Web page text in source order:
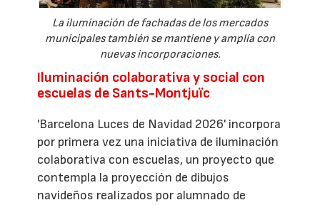
La iluminación de fachadas de los mercados
municipales también se mantiene y amplía con
nuevas incorporaciones.
Iluminación colaborativa y social con
escuelas de Sants-Montjuïc
'Barcelona Luces de Navidad 2026' incorpora
por primera vez una iniciativa de iluminación
colaborativa con escuelas, un proyecto que
contempla la proyección de dibujos
navideños realizados por alumnado de